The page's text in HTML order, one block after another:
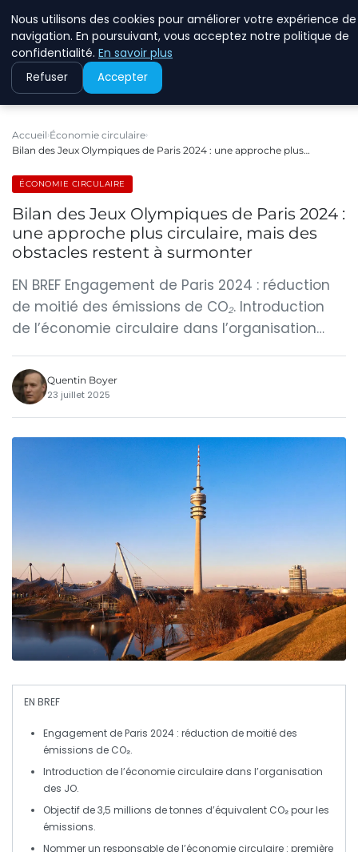
Accueil Économie circulaire
Bilan des Jeux Olympiques de Paris 2024 : une approche plus…
ÉCONOMIE CIRCULAIRE
Bilan des Jeux Olympiques de Paris 2024 :
une approche plus circulaire, mais des
obstacles restent à surmonter
EN BREF Engagement de Paris 2024 : réduction
de moitié des émissions de CO₂. Introduction
de l’économie circulaire dans l’organisation…
Quentin Boyer
23 juillet 2025
EN BREF
Engagement de Paris 2024 : réduction de moitié des
émissions de CO₂.
Introduction de l’économie circulaire dans l’organisation
des JO.
Objectif de3,5 millions de tonnes d’équivalent CO₂pour les
émissions.
Nommer un responsable de l’économie circulaire : première
Nous utilisons des cookies pour améliorer votre expérience de
navigation. En poursuivant, vous acceptez notre politique de
confidentialité. En savoir plus
Refuser Accepter